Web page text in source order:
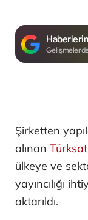
Şirketten
alınan
ülkeye ve
yayıncılığı
aktarıldı.